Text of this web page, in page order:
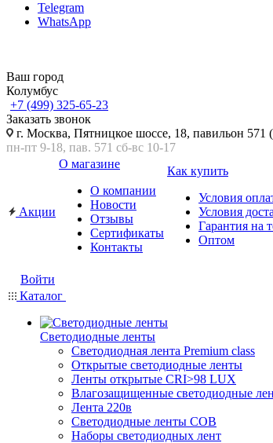
Telegram
WhatsApp
Ваш город
Колумбус
+7 (499) 325-65-23
Заказать звонок
г. Москва, Пятницкое шоссе, 18, павильон 571
пн-пт 9-18, пав. 571 сб-вс 10-17
Акции
О магазине
О компании
Новости
Отзывы
Сертификаты
Контакты
Как купить
Условия
Условия
Гарантия на
Оптом
Войти
Каталог
Светодиодные ленты
Светодиодная лента Premium class
Открытые светодиодные ленты
Ленты открытые CRI>98 LUX
Влагозащищенные светодиодные
Лента 220в
Светодиодные ленты COB
Наборы светодиодных лент